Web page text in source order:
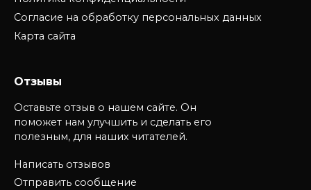
Согласие на обработку персональных данных
Карта сайта
Отзывы
Оставьте отзыв о нашем сайте. Он
поможет нам улучшить и сделать его
полезным, для наших читателей.
Написать отзывов
Отправить сообщение